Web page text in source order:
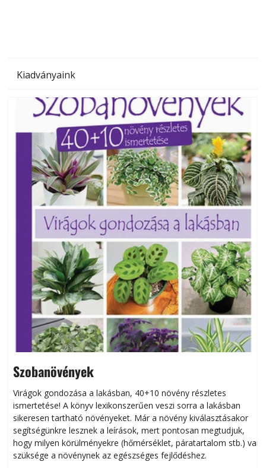
Kiadványaink
Szobanövények
Virágok gondozása a lakásban, 40+10 növény részletes
ismertetése! A könyv lexikonszerűen veszi sorra a lakásban
sikeresen tart­ha­tó növényeket. Már a növény kiválasztásakor
segítségünkre lesznek a leírások, mert pontosan megtudjuk,
hogy milyen körülményekre (hőmérséklet, páratartalom stb.) van
szüksége a növénynek az egészséges fejlődéshez.